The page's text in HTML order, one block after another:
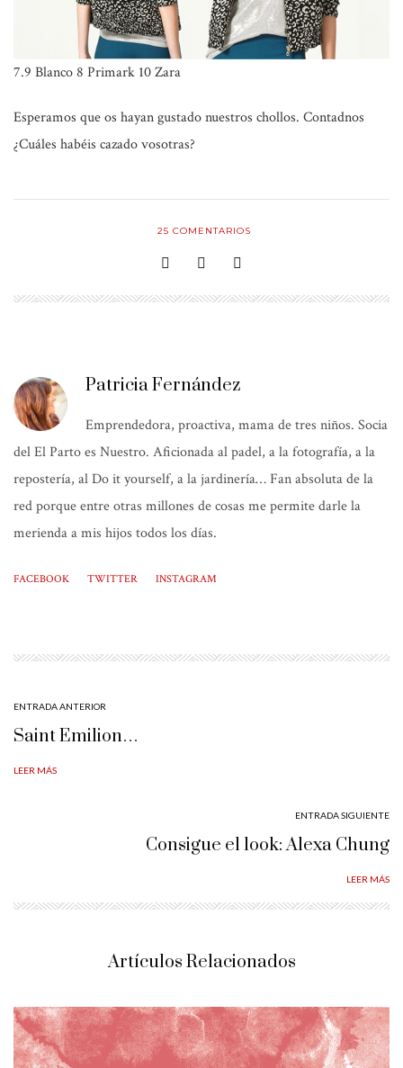
7.9 Blanco 8 Primark 10 Zara
Esperamos que os hayan gustado nuestros chollos. Contadnos
¿Cuáles habéis cazado vosotras?
25 COMENTARIOS
Patricia Fernández
Emprendedora, proactiva, mama de tres niños. Socia
del El Parto es Nuestro. Aficionada al padel, a la fotografía, a la
repostería, al Do it yourself, a la jardinería… Fan absoluta de la
red porque entre otras millones de cosas me permite darle la
merienda a mis hijos todos los días.
FACEBOOK TWITTER INSTAGRAM
ENTRADA ANTERIOR
Saint Emilion…
LEER MÁS
ENTRADA SIGUIENTE
Consigue el look: Alexa Chung
LEER MÁS
Artículos Relacionados